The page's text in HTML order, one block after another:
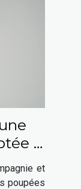
à
et
poupées